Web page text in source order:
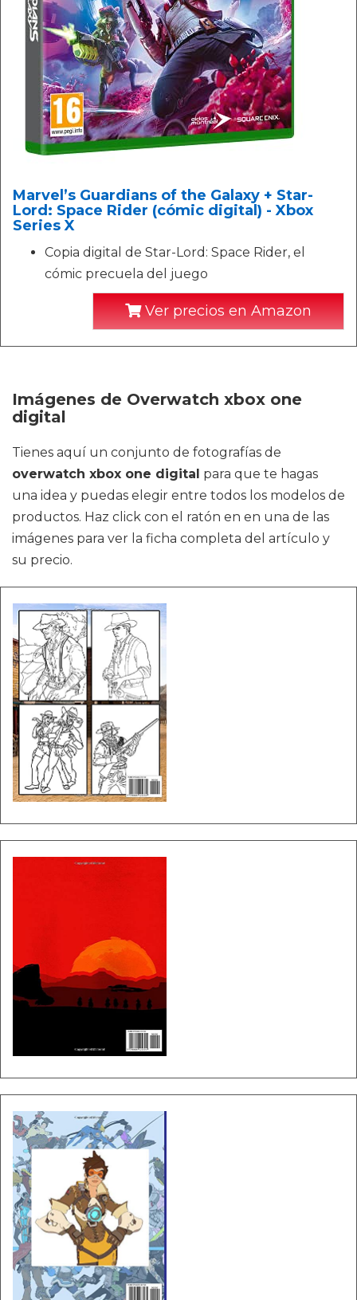
Marvel’s Guardians of the Galaxy + Star-
Lord: Space Rider (cómic digital) - Xbox
Series X
Copia digital de Star-Lord: Space Rider, el
cómic precuela del juego
Ver precios en Amazon
Imágenes de Overwatch xbox one
digital
Tienes aquí un conjunto de fotografías de
overwatch xbox one digital para que te hagas
una idea y puedas elegir entre todos los modelos de
productos. Haz click con el ratón en en una de las
imágenes para ver la ficha completa del artículo y
su precio.